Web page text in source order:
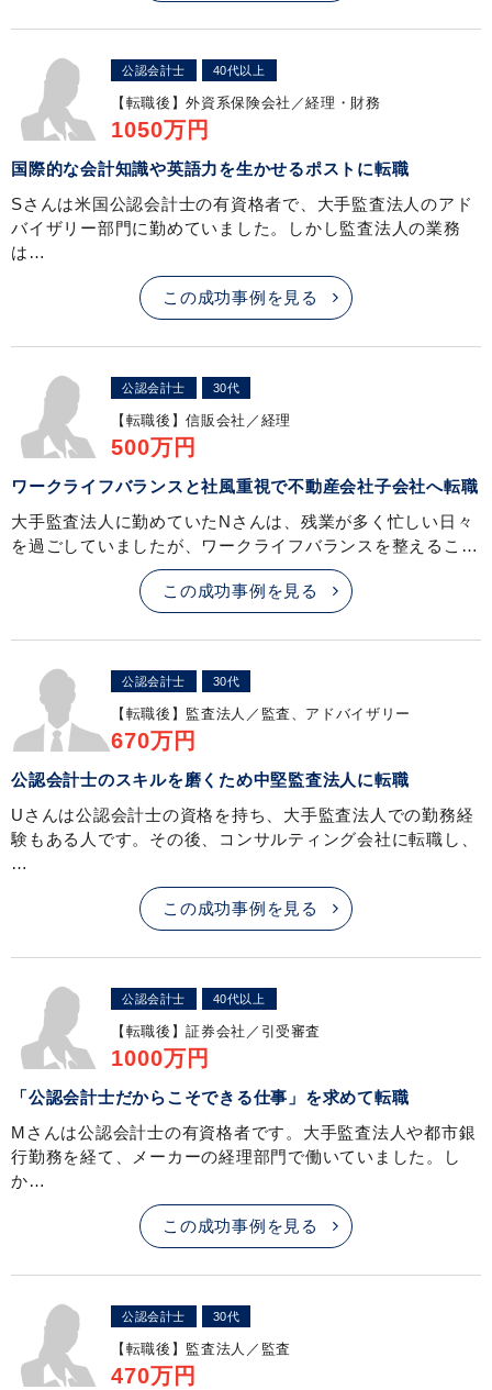
公認会計士 40代以上
【転職後】外資系保険会社／経理・財務
1050万円
国際的な会計知識や英語力を生かせるポストに転職
Sさんは米国公認会計士の有資格者で、大手監査法人のアド
バイザリー部門に勤めていました。しかし監査法人の業務
は…
この成功事例を見る
公認会計士 30代
【転職後】信販会社／経理
500万円
ワークライフバランスと社風重視で不動産会社子会社へ転職
大手監査法人に勤めていたNさんは、残業が多く忙しい日々
を過ごしていましたが、ワークライフバランスを整えるこ…
この成功事例を見る
公認会計士 30代
【転職後】 監査法人／監査、アドバイザリー
670万円
公認会計士のスキルを磨くため中堅監査法人に転職
Uさんは公認会計士の資格を持ち、大手監査法人での勤務経
験もある人です。その後、コンサルティング会社に転職し、
…
この成功事例を見る
公認会計士 40代以上
【転職後】証券会社／引受審査
1000万円
「公認会計士だからこそできる仕事」を求めて転職
Mさんは公認会計士の有資格者です。大手監査法人や都市銀
行勤務を経て、メーカーの経理部門で働いていました。し
か…
この成功事例を見る
公認会計士 30代
【転職後】 監査法人／監査
470万円